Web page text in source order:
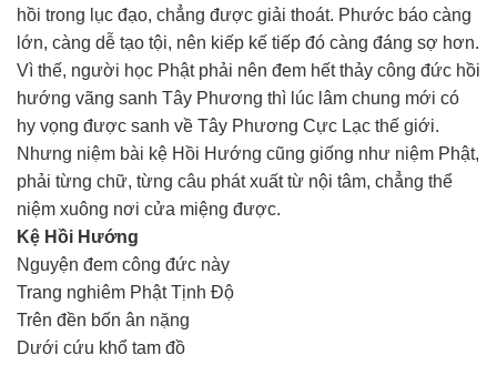
hồi trong lục đạo, chẳng được giải thoát. Phước báo càng
lớn, càng dễ tạo tội, nên kiếp kế tiếp đó càng đáng sợ hơn.
Vì thế, người học Phật phải nên đem hết thảy công đức hồi
hướng vãng sanh Tây Phương thì lúc lâm chung mới có
hy vọng được sanh về Tây Phương Cực Lạc thế giới.
Nhưng niệm bài kệ Hồi Hướng cũng giống như niệm Phật,
phải từng chữ, từng câu phát xuất từ nội tâm, chẳng thể
niệm xuông nơi cửa miệng được.
Kệ Hồi Hướng
Nguyện đem công đức này
Trang nghiêm Phật Tịnh Ðộ
Trên đền bốn ân nặng
Dưới cứu khổ tam đồ